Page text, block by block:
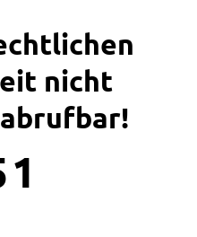
nicht
1